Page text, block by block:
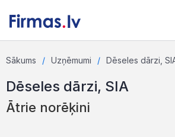
Sākums Uzņēmumi Dēseles dārzi,
Dēseles dārzi, SIA
Ātrie norēķini